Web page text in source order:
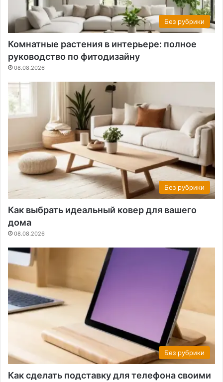
Без рубрики
Комнатные растения в интерьере: полное
руководство по фитодизайну
08.08.2026
Без рубрики
Как выбрать идеальный ковер для вашего
дома
08.08.2026
Без рубрики
Как сделать подставку для телефона своими